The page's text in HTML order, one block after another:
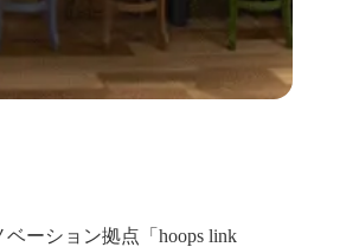
ーション拠点「hoops link